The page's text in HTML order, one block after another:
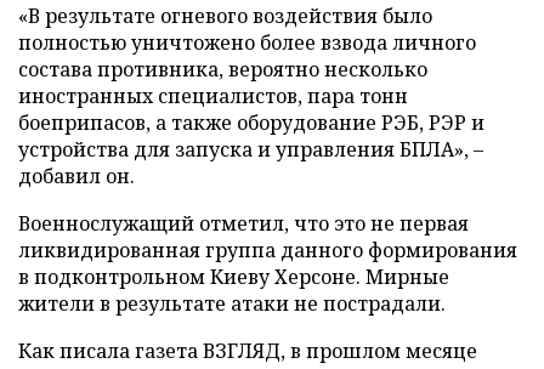
«В результате огневого воздействия было
полностью уничтожено более взвода личного
состава противника, вероятно несколько
иностранных специалистов, пара тонн
боеприпасов, а также оборудование РЭБ, РЭР и
устройства для запуска и управления БПЛА», –
добавил он.
Военнослужащий отметил, что это не первая
ликвидированная группа данного формирования
в подконтрольном Киеву Херсоне. Мирные
жители в результате атаки не пострадали.
Как писала газета ВЗГЛЯД, в прошлом месяце